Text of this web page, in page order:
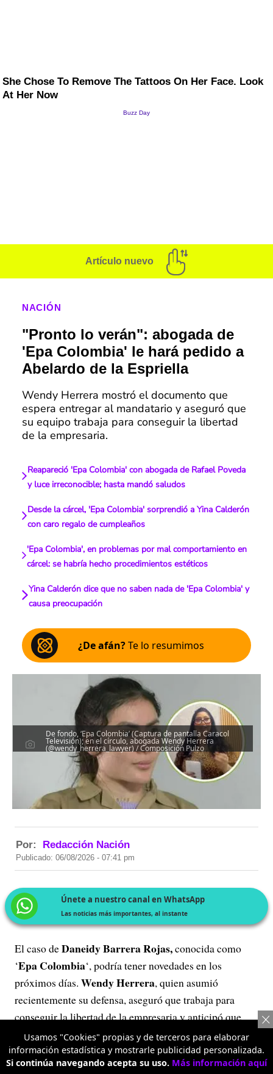
Artículo nuevo
NACIÓN
"Pronto lo verán": abogada de
'Epa Colombia' le hará pedido a
Abelardo de la Espriella
Wendy Herrera mostró el documento que
espera entregar al mandatario y aseguró que
su equipo trabaja para conseguir la libertad
de la empresaria.
Reapareció 'Epa Colombia' con abogada de Rafael Poveda
y luce irreconocible; hasta mandó saludos
Desde la cárcel, 'Epa Colombia' sorprendió a Yina Calderón
con caro regalo de cumpleaños
'Epa Colombia', en problemas por mal comportamiento en
cárcel: se habría hecho procedimientos estéticos
Yina Calderón dice que no saben nada de 'Epa Colombia' y
causa preocupación
¿De afán?Te lo resumimos
De fondo, ‘Epa Colombia’ (Captura de pantalla Caracol
Televisión); en el círculo, abogada Wendy Herrera
(@wendy_herrera_lawyer) / Composición Pulzo
Por: Redacción Nación
Publicado: 06/08/2026 - 07:41 pm
Únete a nuestro canal en WhatsApp
Las noticias más importantes, al instante
El caso deDaneidy Barrera Rojas,conocida como
‘Epa Colombia‘, podría tener novedades en los
próximos días. Wendy Herrera, quien asumió
recientemente su defensa, aseguró que trabaja para
conseguir la libertad de la empresaria y anticipó que
enviará una carta al nuevo presidenteAbelardo de la
Espriella.
Usamos "Cookies" propias y de terceros para elaborar
información estadística y mostrarle publicidad personalizada.
Si continúa navegando acepta su uso. Más información aquí